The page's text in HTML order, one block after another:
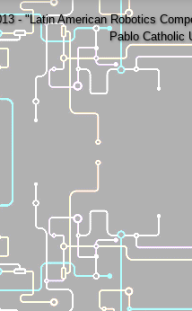
- "Latin American Robotics
Pablo Catholic